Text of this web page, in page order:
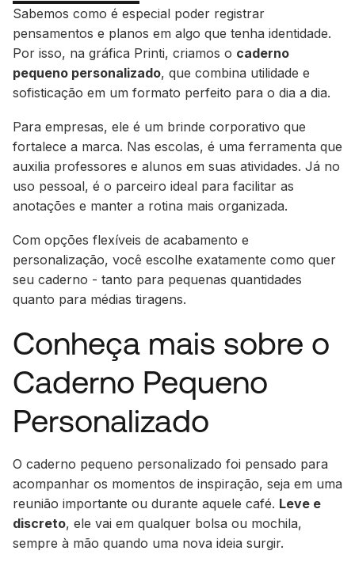
Sabemos como é especial poder registrar
pensamentos e planos em algo que tenha identidade.
Por isso, na gráfica Printi, criamos o caderno
pequeno personalizado, que combina utilidade e
sofisticação em um formato perfeito para o dia a dia.
Para empresas, ele é um brinde corporativo que
fortalece a marca. Nas escolas, é uma ferramenta que
auxilia professores e alunos em suas atividades. Já no
uso pessoal, é o parceiro ideal para facilitar as
anotações e manter a rotina mais organizada.
Com opções flexíveis de acabamento e
personalização, você escolhe exatamente como quer
seu caderno - tanto para pequenas quantidades
quanto para médias tiragens.
Conheça mais sobre o
Caderno Pequeno
Personalizado
O caderno pequeno personalizado foi pensado para
acompanhar os momentos de inspiração, seja em uma
reunião importante ou durante aquele café. Leve e
discreto, ele vai em qualquer bolsa ou mochila,
sempre à mão quando uma nova ideia surgir.